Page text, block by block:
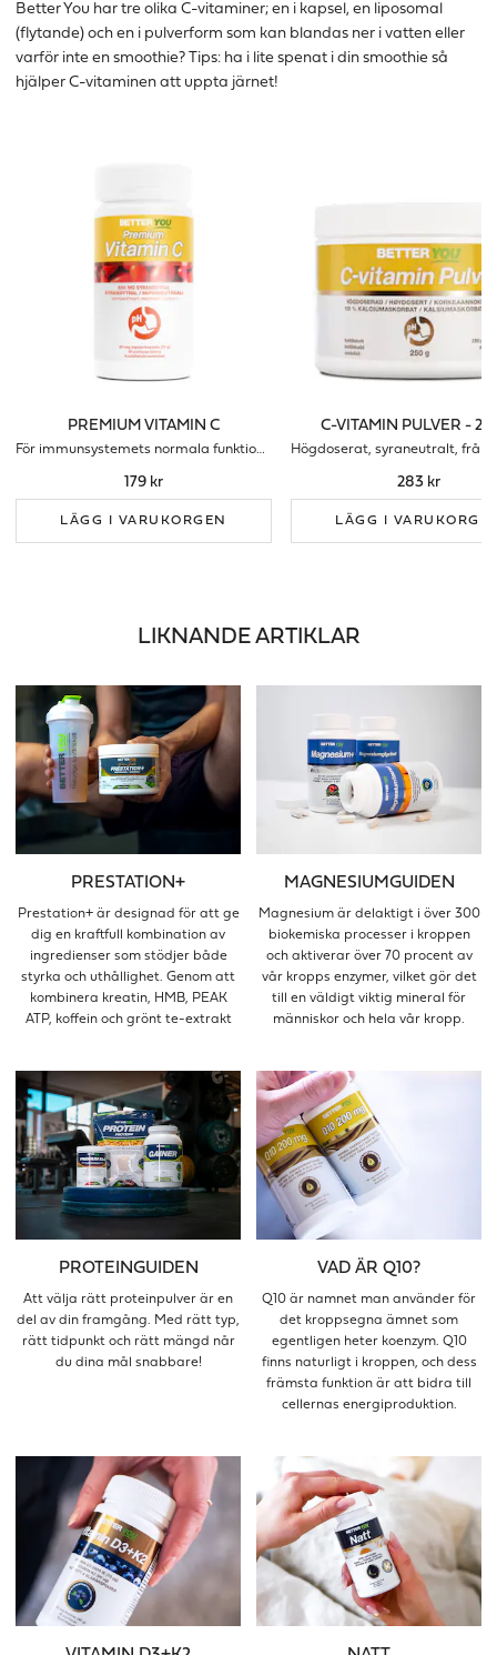
Better You har tre olika C-vitaminer; en i kapsel, en liposomal
(flytande) och en i pulverform som kan blandas ner i vatten eller
varför inte en smoothie? Tips: ha i lite spenat i din smoothie så
hjälper C-vitaminen att uppta järnet!
PREMIUM VITAMIN C
För immunsystemets normala funktion (Syraneutral)
179 kr
LÄGG I VARUKORGEN
C-VITAMIN PULVER -
283 kr
LÄGG I
LIKNANDE ARTIKLAR
PRESTATION+
Prestation+ är designad för att ge
dig en kraftfull kombination av
ingredienser som stödjer både
styrka och uthållighet. Genom att
kombinera kreatin, HMB, PEAK
ATP, koffein och grönt te-extrakt
återhämtning.
MAGNESIUMGUIDEN
Magnesium är delaktigt i över 300
biokemiska processer i kroppen
och aktiverar över 70 procent av
vår kropps enzymer, vilket gör det
till en väldigt viktig mineral för
människor och hela vår kropp.
PROTEINGUIDEN
Att välja rätt proteinpulver är en
del av din framgång. Med rätt typ,
rätt tidpunkt och rätt mängd når
du dina mål snabbare!
VAD ÄR Q10?
Q10 är namnet man använder för
det kroppsegna ämnet som
egentligen heter koenzym. Q10
finns naturligt i kroppen, och dess
främsta funktion är att bidra till
cellernas energiproduktion.